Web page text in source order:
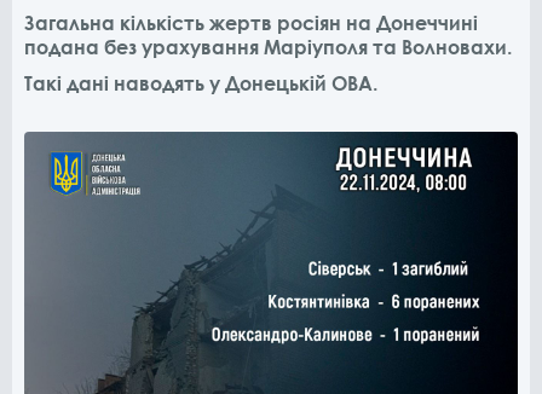
Загальна кількість жертв росіян на Донеччині
подана без урахування Маріуполя та Волновахи.
Такі дані наводять у Донецькій ОВА.